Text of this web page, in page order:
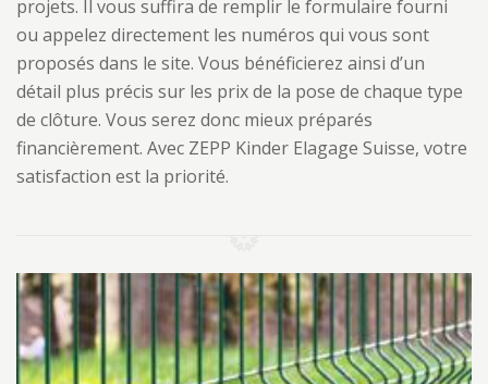
projets. Il vous suffira de remplir le formulaire fourni
ou appelez directement les numéros qui vous sont
proposés dans le site. Vous bénéficierez ainsi d’un
détail plus précis sur les prix de la pose de chaque type
de clôture. Vous serez donc mieux préparés
financièrement. Avec ZEPP Kinder Elagage Suisse, votre
satisfaction est la priorité.